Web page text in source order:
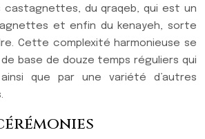
castagnettes, du qraqeb, qui est un
et enfin du kenayeh, sorte
Cette complexité harmonieuse se
base de douze temps réguliers qui
ainsi que par une variété d’autres